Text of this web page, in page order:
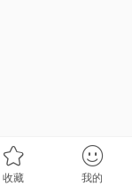
收藏 我的